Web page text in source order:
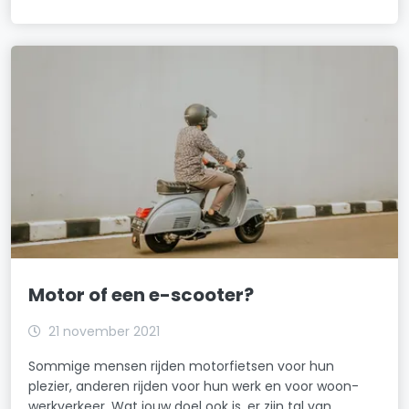
Motor of een e-scooter?
21 november 2021
Sommige mensen rijden motorfietsen voor hun
plezier, anderen rijden voor hun werk en voor woon-